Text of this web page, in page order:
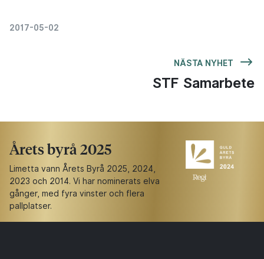
2017-05-02
NÄSTA NYHET
STF Samarbete
Årets byrå 2025
Limetta vann Årets Byrå 2025, 2024,
2023 och 2014. Vi har nominerats elva
gånger, med fyra vinster och flera
pallplatser.